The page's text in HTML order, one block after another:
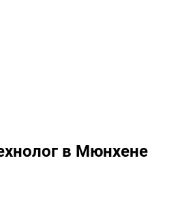
в Мюнхене